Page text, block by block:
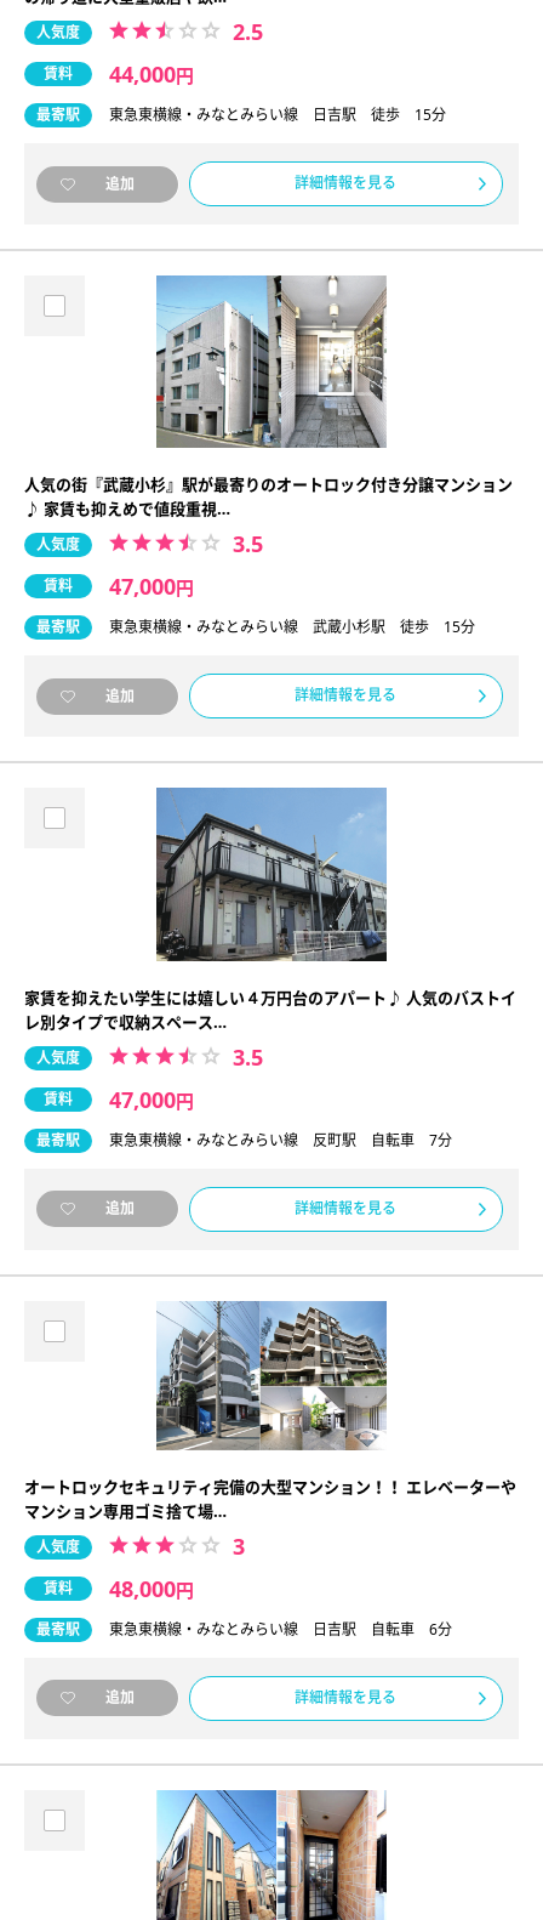
人気度 2.5
賃料 44,000円
最寄駅 東急東横線・みなとみらい線 日吉駅 徒歩 15分
追加 詳細情報を見る
人気の街『武蔵小杉』駅が最寄りのオートロック付き分譲マンション
♪ 家賃も抑えめで値段重視…
人気度 3.5
賃料 47,000円
最寄駅 東急東横線・みなとみらい線 武蔵小杉駅 徒歩 15分
追加 詳細情報を見る
家賃を抑えたい学生には嬉しい４万円台のアパート♪ 人気のバストイ
レ別タイプで収納スペース…
人気度 3.5
賃料 47,000円
最寄駅 東急東横線・みなとみらい線 反町駅 自転車 7分
追加 詳細情報を見る
オートロックセキュリティ完備の大型マンション！！ エレベーターや
マンション専用ゴミ捨て場…
人気度 3
賃料 48,000円
最寄駅 東急東横線・みなとみらい線 日吉駅 自転車 6分
追加 詳細情報を見る